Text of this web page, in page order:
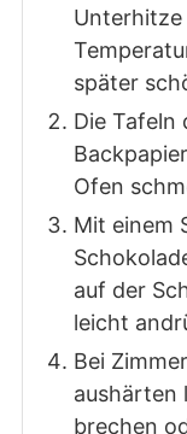
Unterhitze
später
Die Tafeln
Ofen
Mit einem
auf der
leicht
Bei
aushärten
brechen